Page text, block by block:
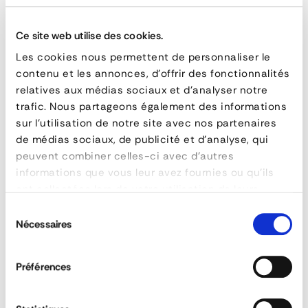
Ce site web utilise des cookies.
Les cookies nous permettent de personnaliser le
contenu et les annonces, d'offrir des fonctionnalités
relatives aux médias sociaux et d'analyser notre
trafic. Nous partageons également des informations
sur l'utilisation de notre site avec nos partenaires
de médias sociaux, de publicité et d'analyse, qui
peuvent combiner celles-ci avec d'autres
informations que vous leur avez fournies ou qu'ils
duNécessaires
Préférences
à une main.
bras, limite des TMS (Troubles musculo-squelettiques).
Tension garantie et contrôlée : tension uniforme 150
daN - tension contrôlée et garantie pour un bon
maintien.
Marchandise préservée : surface plane.
Position parking : reste en place une fois
déverrouillée.
Avec doubles patins pour mise en place sur parois lisse
surélevée et version VUL.